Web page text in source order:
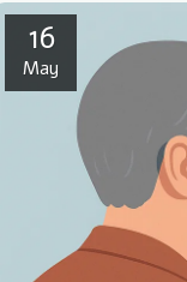
16
May